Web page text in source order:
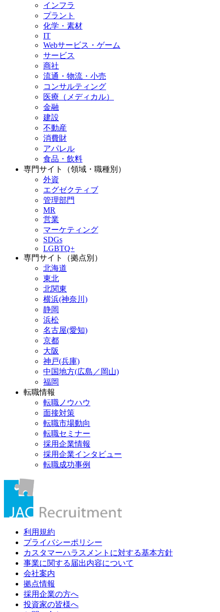
インフラ
プラント
化学・素材
IT
Webサービス・ゲーム
サービス
商社
流通・物流・小売
コンサルティング
医療（メディカル）
金融
建設
不動産
消費財
アパレル
食品・飲料
専門サイト（領域・職種別）
外資
エグゼクティブ
管理部門
MR
営業
マーケティング
SDGs
LGBTQ+
専門サイト（拠点別）
北海道
東北
北関東
横浜(神奈川)
静岡
浜松
名古屋(愛知)
京都
大阪
神戸(兵庫)
中国地方(広島／岡山)
福岡
転職情報
転職ノウハウ
面接対策
転職市場動向
転職セミナー
採用企業情報
採用企業インタビュー
転職成功事例
利用規約
プライバシーポリシー
カスタマーハラスメントに対する基本方針
事業に関する届出内容について
会社案内
拠点情報
採用企業の方へ
投資家の皆様へ